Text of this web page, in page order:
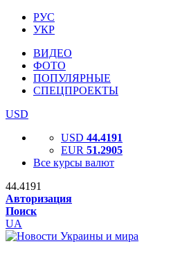
РУС
УКР
ВИДЕО
ФОТО
ПОПУЛЯРНЫЕ
СПЕЦПРОЕКТЫ
USD
USD 44.4191
EUR 51.2905
Все курсы валют
44.4191
Авторизация
Поиск
UA